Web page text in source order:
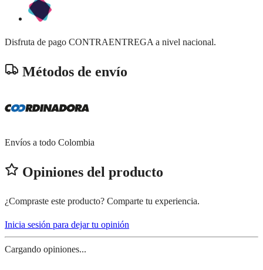
Disfruta de pago CONTRAENTREGA a nivel nacional.
Métodos de envío
Envíos a todo Colombia
Opiniones del producto
¿Compraste este producto? Comparte tu experiencia.
Inicia sesión para dejar tu opinión
Cargando opiniones...